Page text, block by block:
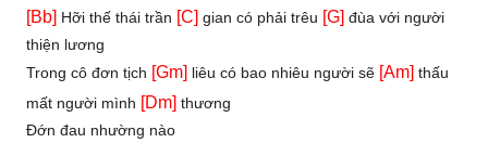
[Bb] Hỡi thế thái trần [C] gian có phải trêu [G] đùa với người
thiện lương
Trong cô đơn tịch [Gm] liêu có bao nhiêu người sẽ [Am] thấu
mất người mình [Dm] thương
Đớn đau nhường nào